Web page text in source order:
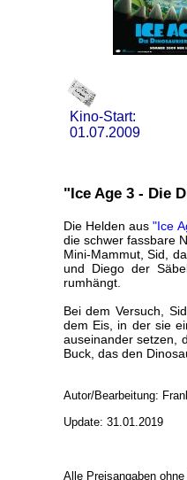
Kino-Start:
01.07.2009
"Ice Age 3 - Die
Die Helden aus"Ice
die schwer fassbare
Mini-Mammut, Sid,
und Diego der
rumhängt.
Bei dem Versuch,
dem Eis, in der sie
auseinander setzen,
Buck, das den
Autor/Bearbeitung:
Update: 31.01.2019
Alle Preisangaben ohne